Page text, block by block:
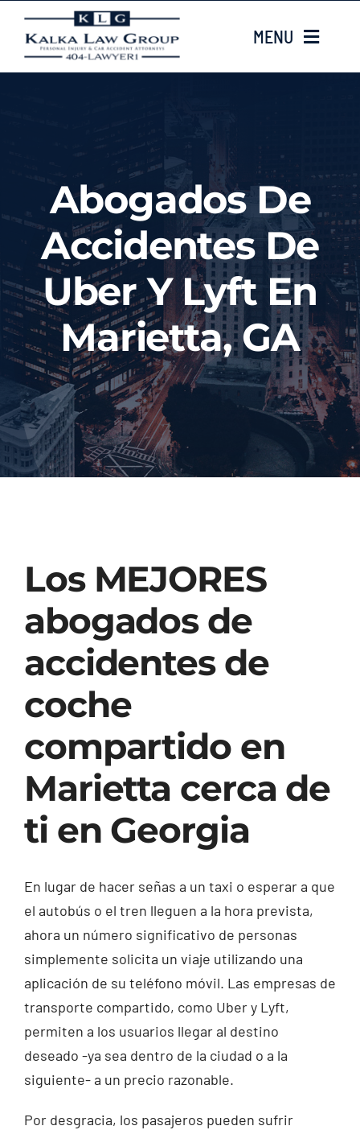
content
MENU
CASE TYPES
Case Results
LOCATIONS
Contacta con nosotros
Injured? Call
(404) 529-9371
Abogados De
Accidentes De
Uber Y Lyft En
Marietta, GA
Los MEJORES
abogados de
accidentes de
coche
compartido en
Marietta cerca de
ti en Georgia
En lugar de hacer señas a un taxi o esperar a que
el autobús o el tren lleguen a la hora prevista,
ahora un número significativo de personas
simplemente solicita un viaje utilizando una
aplicación de su teléfono móvil. Las empresas de
transporte compartido, como Uber y Lyft,
permiten a los usuarios llegar al destino
deseado -ya sea dentro de la ciudad o a la
siguiente- a un precio razonable.
Por desgracia, los pasajeros pueden sufrir